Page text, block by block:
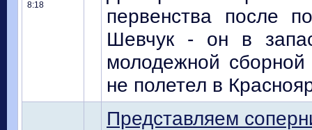
8:18
первенства после
Шевчук - он в
молодежной
не полетел в
Представляем